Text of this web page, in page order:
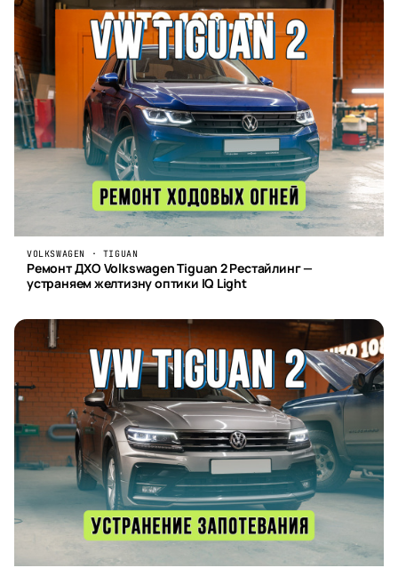
VOLKSWAGEN · TIGUAN
Ремонт ДХО Volkswagen Tiguan 2 Рестайлинг —
устраняем желтизну оптики IQ Light